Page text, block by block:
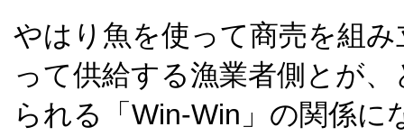
やはり魚を使って商売を組
って供給する漁業者側とが
られる「Win-Win」の関係